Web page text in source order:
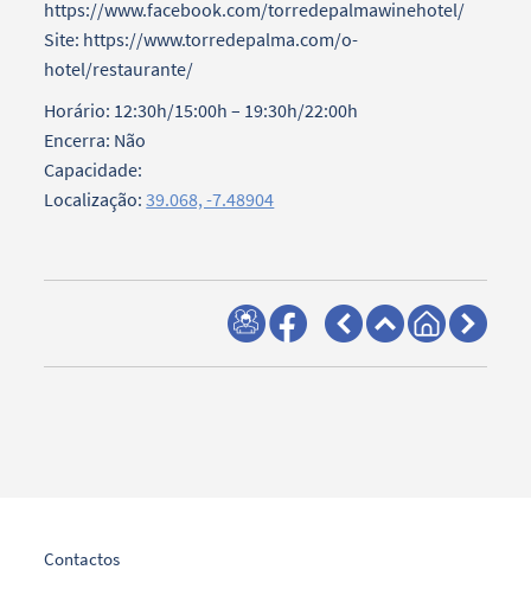
https://www.facebook.com/torredepalmawinehotel/
Site: https://www.torredepalma.com/o-
hotel/restaurante/
Horário: 12:30h/15:00h – 19:30h/22:00h
Encerra: Não
Capacidade:
Localização:39.068, -7.48904
Contactos